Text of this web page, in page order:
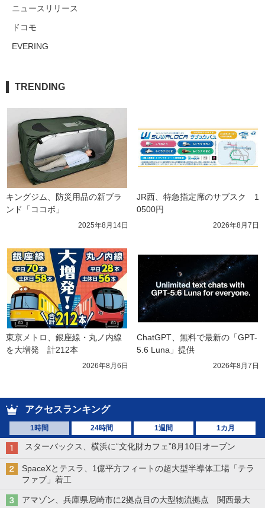
ニュースリリース
ドコモ
EVERING
TRENDING
キングジム、防災用品の新ブラ
ンド「ココボ」
2025年8月14日
JR西、特急指定席のサブスク　1
0500円
2026年8月7日
東京メトロ、銀座線・丸ノ内線
を大増発　計212本
2026年8月6日
ChatGPT、無料で最新の「GPT-
5.6 Luna」提供
2026年8月7日
アクセスランキング
1時間 24時間 1週間 1カ月
スターバックス、横浜に“文化財カフェ”8月10日オープン
SpaceXとテスラ、1億平方フィートの超大型半導体工場「テラ
ファブ」着工
アマゾン、兵庫県尼崎市に2拠点目の大型物流拠点 関西最大